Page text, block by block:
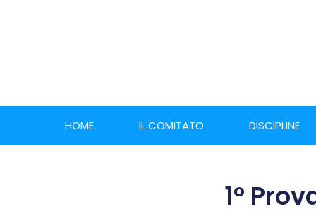
HOME IL COMITATO DISCIPLINE
1°